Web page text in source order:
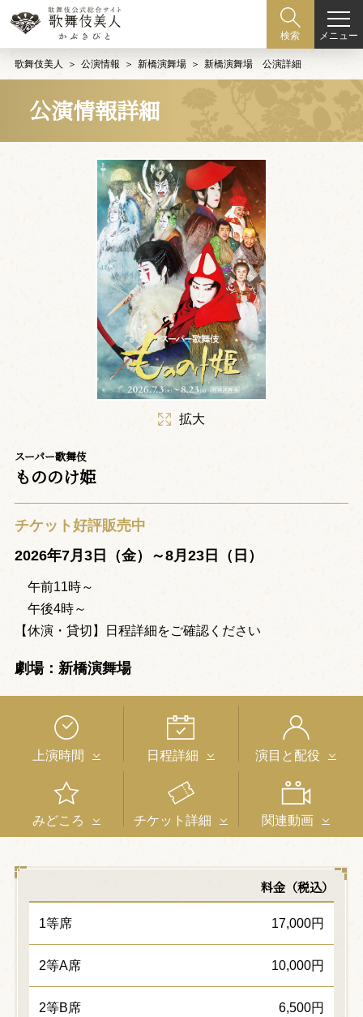
検索 メニュー
歌舞伎美人 公演情報 新橋演舞場 新橋演舞場 公演詳細
公演情報詳細
拡大
スーパー歌舞伎
もののけ姫
チケット好評販売中
2026年7月3日（金）～8月23日（日）
午前11時～
午後4時～
【休演・貸切】日程詳細をご確認ください
劇場：新橋演舞場
上演時間 日程詳細 演目と配役
みどころ チケット詳細 関連動画
料金（税込）
1等席 17,000円
2等A席 10,000円
2等B席 6,500円